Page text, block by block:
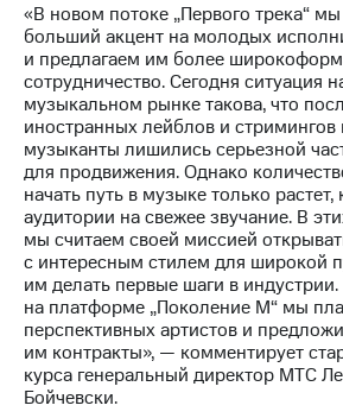
Описание
Программа
приобретения
Порядок
выкупа
акций
Дивиденды
Рынок
облигаций
Описание
Еврооблигации-2023
Уведомление
о
погашении
именных
облигаций
Другое
«В новом потоке „Первого трека“
больший акцент на молодых
и предлагаем им более
сотрудничество. Сегодня ситуация
музыкальном рынке такова, что
иностранных лейблов и
музыканты лишились серьезной
для продвижения. Однако
начать путь в музыке только растет,
аудитории на свежее звучание. В
мы считаем своей миссией
с интересным стилем для широкой
им делать первые шаги в
на платформе „Поколение М“ мы
перспективных артистов и
им контракты», — комментирует
курса генеральный директор МТС
Бойчевски.